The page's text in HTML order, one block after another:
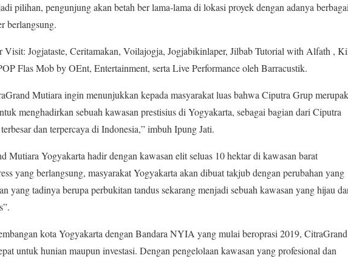
pilihan, pengunjung akan betah ber lama-lama di lokasi proyek dengan adanya
berlangsung.
Jogjataste, Ceritamakan, Voilajogja, Jogjabikinlaper, Jilbab Tutorial with Alfath ,
Flas Mob by OEnt, Entertainment, serta Live Performance oleh Barracustik.
Mutiara ingin menunjukkan kepada masyarakat luas bahwa Ciputra Grup
menghadirkan sebuah kawasan prestisius di Yogyakarta, sebagai bagian dari Ciputra
dan terpercaya di Indonesia,” imbuh Ipung Jati.
Mutiara Yogyakarta hadir dengan kawasan elit seluas 10 hektar di kawasan barat
yang berlangsung, masyarakat Yogyakarta akan dibuat takjub dengan perubahan yang
yang tadinya berupa perbukitan tandus sekarang menjadi sebuah kawasan yang hijau
kota Yogyakarta dengan Bandara NYIA yang mulai beroprasi 2019, CitraGrand
untuk hunian maupun investasi. Dengan pengelolaan kawasan yang profesional dan